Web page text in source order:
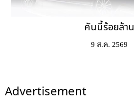
คันนี้ร้อยล้าน
9 ส.ค. 2569
Advertisement